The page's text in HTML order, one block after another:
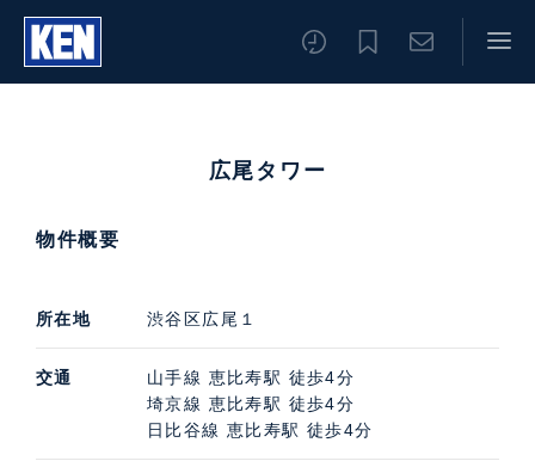
広尾タワー
物件概要
所在地 渋谷区広尾１
交通 山手線 恵比寿駅 徒歩4分
埼京線 恵比寿駅 徒歩4分
日比谷線 恵比寿駅 徒歩4分